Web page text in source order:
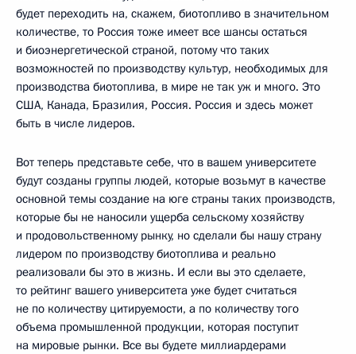
будет переходить на, скажем, биотопливо в значительном
количестве, то Россия тоже имеет все шансы остаться
и биоэнергетической страной, потому что таких
возможностей по производству культур, необходимых для
производства биотоплива, в мире не так уж и много. Это
США, Канада, Бразилия, Россия. Россия и здесь может
быть в числе лидеров.
Вот теперь представьте себе, что в вашем университете
будут созданы группы людей, которые возьмут в качестве
основной темы создание на юге страны таких производств,
которые бы не наносили ущерба сельскому хозяйству
и продовольственному рынку, но сделали бы нашу страну
лидером по производству биотоплива и реально
реализовали бы это в жизнь. И если вы это сделаете,
то рейтинг вашего университета уже будет считаться
не по количеству цитируемости, а по количеству того
объема промышленной продукции, которая поступит
на мировые рынки. Все вы будете миллиардерами